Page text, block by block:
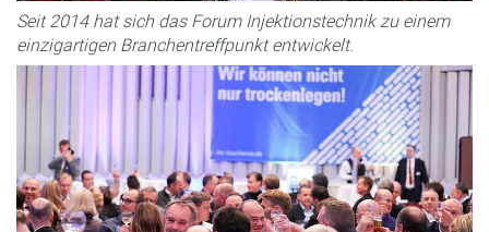
Seit 2014 hat sich das Forum Injektionstechnik zu einem
einzigartigen Branchentreffpunkt entwickelt.